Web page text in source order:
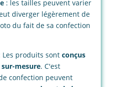
: les tailles peuvent varier
diverger légèrement de
du fait de sa confection
produits sont conçus
mesure. C'est
confection peuvent